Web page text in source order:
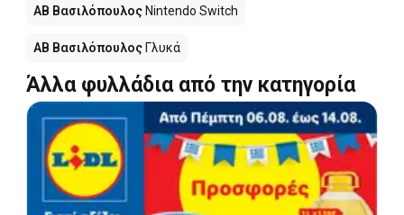
ΑΒ Βασιλόπουλος Nintendo Switch
ΑΒ Βασιλόπουλος Γλυκά
Άλλα φυλλάδια από την κατηγορία